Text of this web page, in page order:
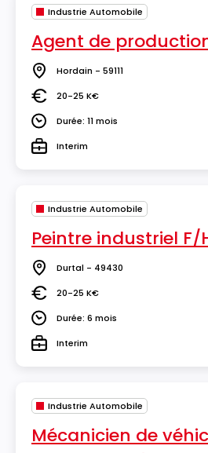
Industrie Automobile
Agent de
Lieu Hordain - 59111
Salaire20-25 K€
DuréeDurée: 11 mois
TypeInterim
Industrie Automobile
Peintre industriel F/
Lieu Durtal - 49430
Salaire20-25 K€
DuréeDurée: 6 mois
TypeInterim
Industrie Automobile
Mécanicien de